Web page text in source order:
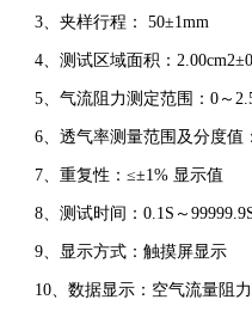
3、夹样行程： 50±1mm
4、测试区域面积：
5、气流阻力测定范围：0～
6、透气率测量范围及分度值
7、重复性：≤±1% 显示值
8、测试时间：0.1S～
9、显示方式：触摸屏显示
10、数据显示：空气流量阻